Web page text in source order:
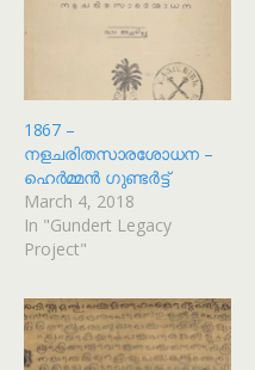
1867 –
നളചരിതസാരശോധന –
ഹെർമ്മൻ ഗുണ്ടർട്ട്
March 4, 2018
In "Gundert Legacy
Project"